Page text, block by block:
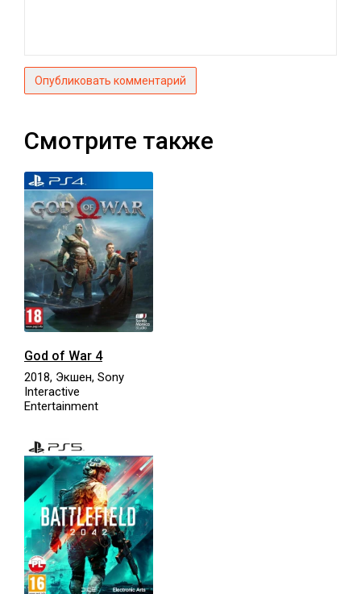
Опубликовать комментарий
Смотрите также
God of War 4
2018, Экшен, Sony
Interactive
Entertainment